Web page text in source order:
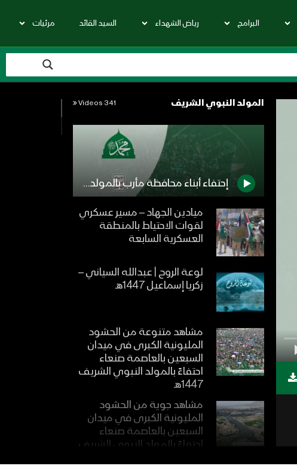
البرامج رياض الشهداء السيد القائد مرئيات
المولد النبوي الشريف 341 Videos
إحتفاء أبناء محافظة مأرب بالمولد النبوي الشريف 1444هـ – #مع_الله
ميادين الجهاد – مسير عسكري
لقوات الاحتياط بالمنطقة
العسكرية السابعة
لوعة الروح | عبدالله السياني –
زكريا إسماعيل 1447هـ
مشاهد متنوعة من الحشود
المليونية الكبرى في ميدان
السبعين بالعاصمة صنعاء
احتفاءً بالمولد النبوي الشريف
1447هـ
مشاهد جوية من الحشود
المليونية الكبرى في ميدان
السبعين بالعاصمة صنعاء
احتفاءً بالمولد النبوي الشريف